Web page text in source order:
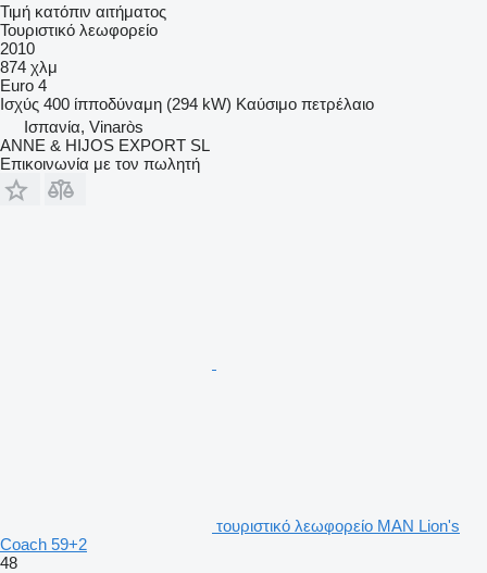
Τιμή κατόπιν αιτήματος
Τουριστικό λεωφορείο
2010
874 χλμ
Euro 4
Ισχύς 400 ίπποδύναμη (294 kW) Καύσιμο πετρέλαιο
Ισπανία, Vinaròs
ANNE & HIJOS EXPORT SL
Επικοινωνία με τον πωλητή
τουριστικό λεωφορείο MAN Lion's
Coach 59+2
48